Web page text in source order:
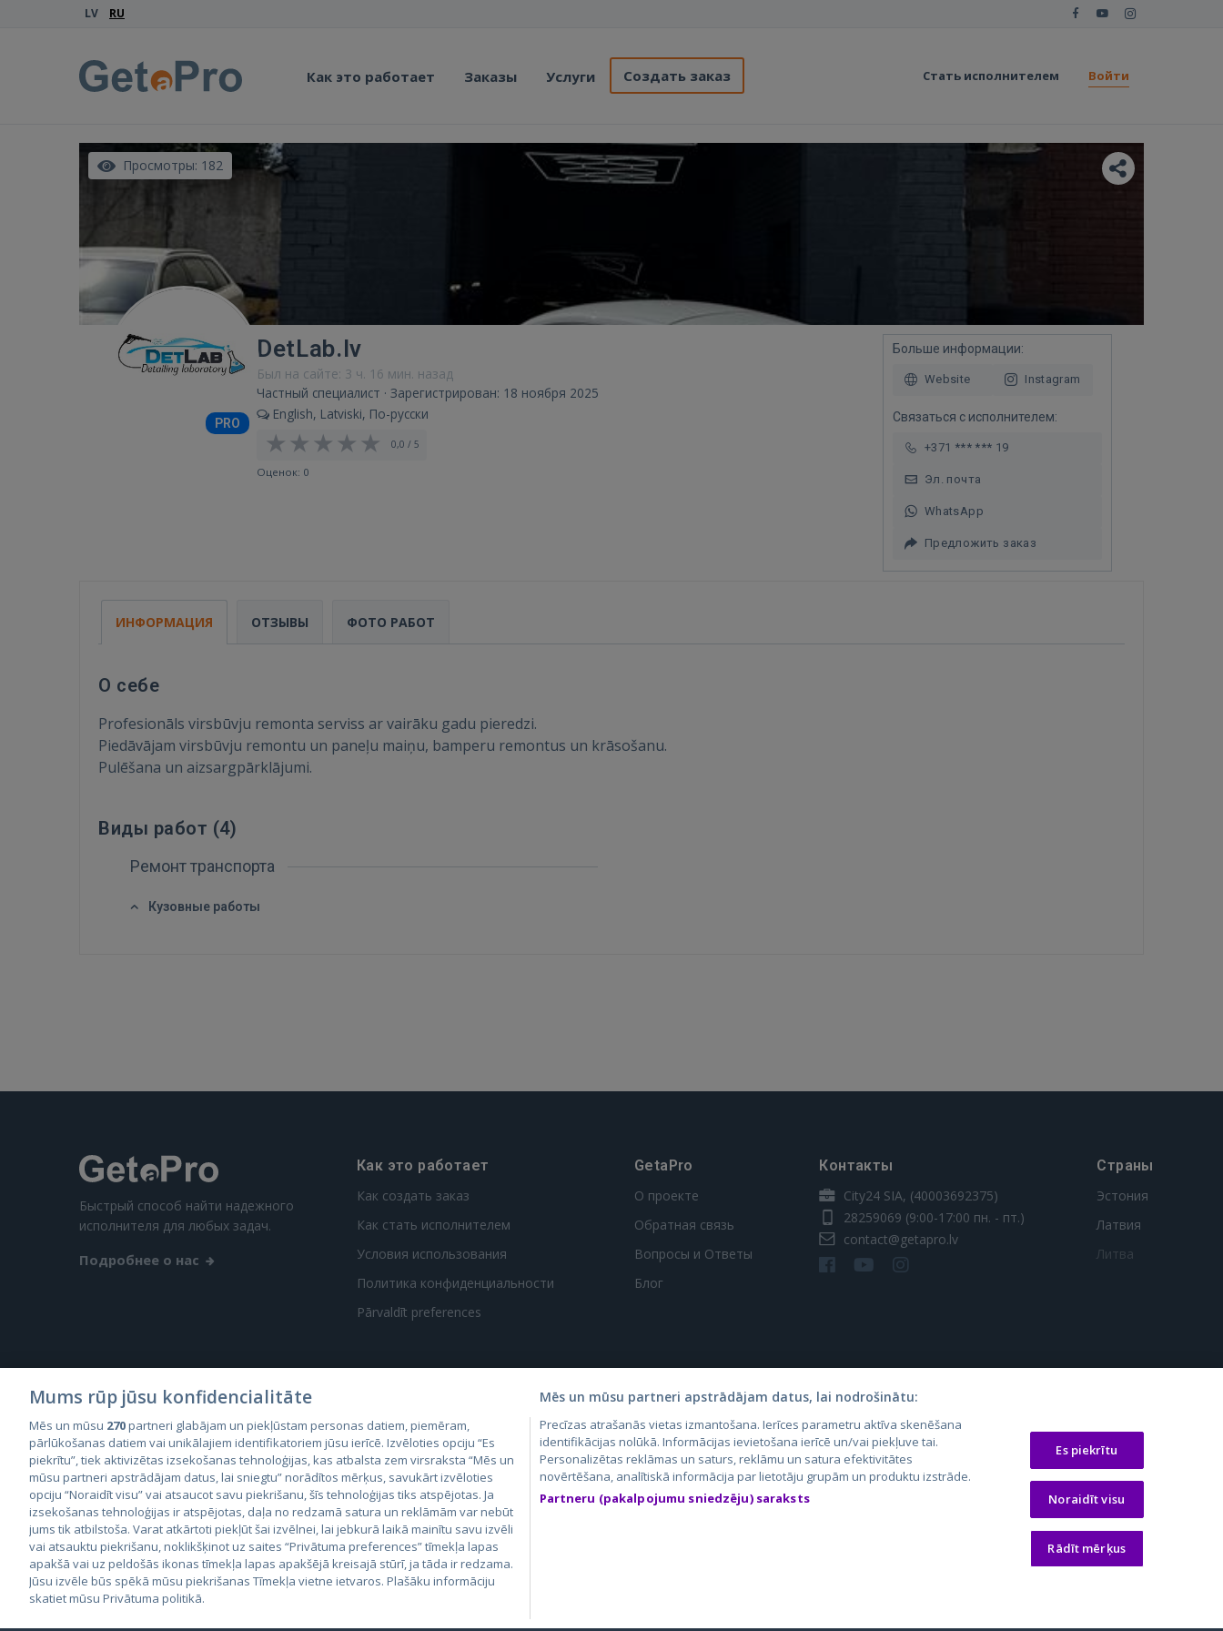
LV RU
Как это работает Заказы Услуги Создать заказ Стать исполнителем Войти
ВОЙТИ
Просмотры: 182
PRO
DetLab.lv
Был на сайте: 3 ч. 16 мин. назад
Частный специалист · Зарегистрирован: 18 ноября 2025
English, Latviski, По-русски
0,0 / 5
Оценок: 0
Больше информации:
Website Instagram
Связаться с исполнителем:
+371 *** *** 19
Эл. почта
WhatsApp
Предложить заказ
ИНФОРМАЦИЯ ОТЗЫВЫ ФОТО РАБОТ
О себе
Profesionāls virsbūvju remonta serviss ar vairāku gadu pieredzi.
Piedāvājam virsbūvju remontu un paneļu maiņu, bamperu remontus un krāsošanu.
Pulēšana un aizsargpārklājumi.
Виды работ (4)
Ремонт транспорта
Кузовные работы
DetLab.lv
Быстрый способ найти надежного
исполнителя для любых задач.
Подробнее о нас
Как это работает
Как создать заказ
Как стать исполнителем
Условия использования
Политика конфиденциальности
Pārvaldīt preferences
GetaPro
О проекте
Обратная связь
Вопросы и Ответы
Блог
Контакты
City24 SIA, (40003692375)
28259069 (9:00-17:00 пн. - пт.)
contact@getapro.lv
Страны
Эстония
Латвия
Литва
City24.lv
City24.ee
GetaPro.lv
GetaPro.ee
Skelbiu.lt
Autoplius.lt
Aruodas.lt
CVbankas.lt
Kainos.lt
Paslaugos.lt
auto24.ee
KV.ee
Osta.ee
KuldneBörs.ee
© 2026 GetaPro. Все права защищены.
Mums rūp jūsu konfidencialitāte
Mēs un mūsu 270partneri glabājam un piekļūstam personas datiem, piemēram,
pārlūkošanas datiem vai unikālajiem identifikatoriem jūsu ierīcē. Izvēloties opciju “Es
piekrītu”, tiek aktivizētas izsekošanas tehnoloģijas, kas atbalsta zem virsraksta “Mēs un
mūsu partneri apstrādājam datus, lai sniegtu” norādītos mērķus, savukārt izvēloties
opciju “Noraidīt visu” vai atsaucot savu piekrišanu, šīs tehnoloģijas tiks atspējotas. Ja
izsekošanas tehnoloģijas ir atspējotas, daļa no redzamā satura un reklāmām var nebūt
jums tik atbilstoša. Varat atkārtoti piekļūt šai izvēlnei, lai jebkurā laikā mainītu savu izvēli
vai atsauktu piekrišanu, noklikšķinot uz saites “Privātuma preferences” tīmekļa lapas
apakšā vai uz peldošās ikonas tīmekļa lapas apakšējā kreisajā stūrī, ja tāda ir redzama.
Jūsu izvēle būs spēkā mūsu piekrišanas Tīmekļa vietne ietvaros. Plašāku informāciju
skatiet mūsu Privātuma politikā.
Mēs un mūsu partneri apstrādājam datus, lai nodrošinātu:
Precīzas atrašanās vietas izmantošana. Ierīces parametru aktīva skenēšana
identifikācijas nolūkā. Informācijas ievietošana ierīcē un/vai piekļuve tai.
Personalizētas reklāmas un saturs, reklāmu un satura efektivitātes
novērtēšana, analītiskā informācija par lietotāju grupām un produktu izstrāde.
Partneru (pakalpojumu sniedzēju) saraksts
Es piekrītu
Noraidīt visu
Rādīt mērķus